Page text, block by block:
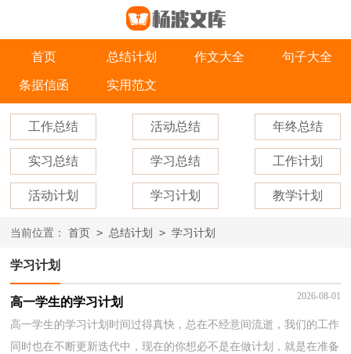
首页 总结计划 作文大全 句子大全
条据信函 实用范文
工作总结 活动总结 年终总结
实习总结 学习总结 工作计划
活动计划 学习计划 教学计划
当前位置： 首页 > 总结计划 > 学习计划
学习计划
高一学生的学习计划 2026-08-01
高一学生的学习计划时间过得真快，总在不经意间流逝，我们的工作
同时也在不断更新迭代中，现在的你想必不是在做计划，就是在准备